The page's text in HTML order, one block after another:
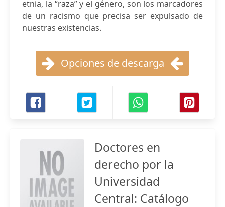
etnia, la “raza” y el género, son los marcadores
de un racismo que precisa ser expulsado de
nuestras existencias.
Opciones de descarga
Doctores en
derecho por la
Universidad
Central: Catálogo